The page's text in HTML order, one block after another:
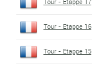
Tour - Etappe 16
Tour - Etappe 15